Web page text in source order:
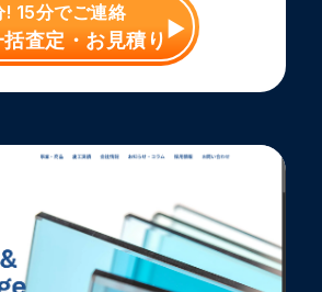
! 15分でご連絡
括査定・お見積り